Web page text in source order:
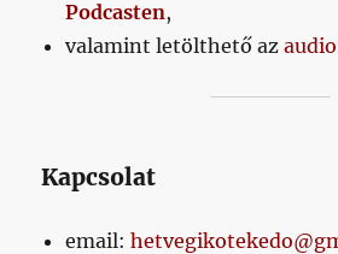
Podcasten,
valamint letölthető az
Kapcsolat
email: